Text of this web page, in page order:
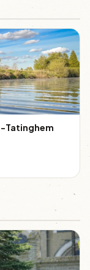
Tatinghem